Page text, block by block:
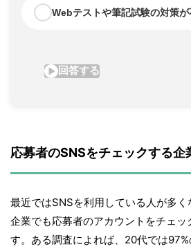
応募者のSNSをチェックする企
最近ではSNSを利用している人が多く
企業でも応募者のアカウントをチェッ
す。ある調査によれば、20代では